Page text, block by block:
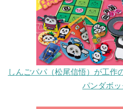
しんごパパ（松尾信悟）が工作
パンダボッ